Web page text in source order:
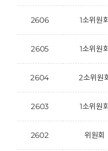
2606 1소위원회
2605 1소위원회
2604 2소위원
2603 1소위원회
2602 위원회